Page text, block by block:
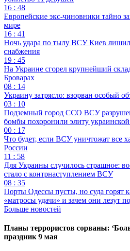
16 : 48
Европейские экс-чиновники тайно
мире
16 : 41
Ночь удара по тылу ВСУ Киев
снабжения
19 : 45
На Украине сгорел крупнейший
Броварах
08 : 14
Украину затрясло: взорван особый
03 : 10
Подземный город ССО ВСУ
бомбы похоронили элиту
00 : 17
Что будет, если ВСУ уничтожат все
России
11 : 58
Для Украины случилось страшное:
стало с контрнаступлением ВСУ
08 : 35
Порты Одессы пусты, но суда горят
«матросы удачи» и зачем они лезут
Больше новостей
Планы террористов сорваны:
праздник 9 мая